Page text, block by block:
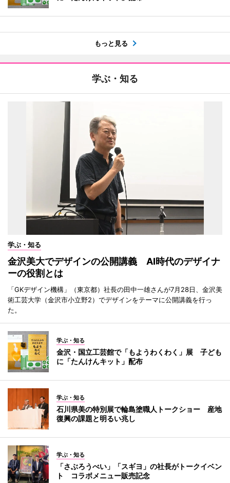
もっと見る
学ぶ・知る
学ぶ・知る
金沢美大でデザインの公開講義 AI時代のデザイナ
ーの役割とは
「GKデザイン機構」（東京都）社長の田中一雄さんが7月28日、金沢美
術工芸大学（金沢市小立野2）でデザインをテーマに公開講義を行っ
た。
学ぶ・知る
金沢・国立工芸館で「もようわくわく」展 子ども
に「たんけんキット」配布
学ぶ・知る
石川県美の特別展で輪島塗職人トークショー 産地
復興の課題と明るい兆し
学ぶ・知る
「さぶろうべい」「スギヨ」の社長がトークイベン
ト コラボメニュー販売記念